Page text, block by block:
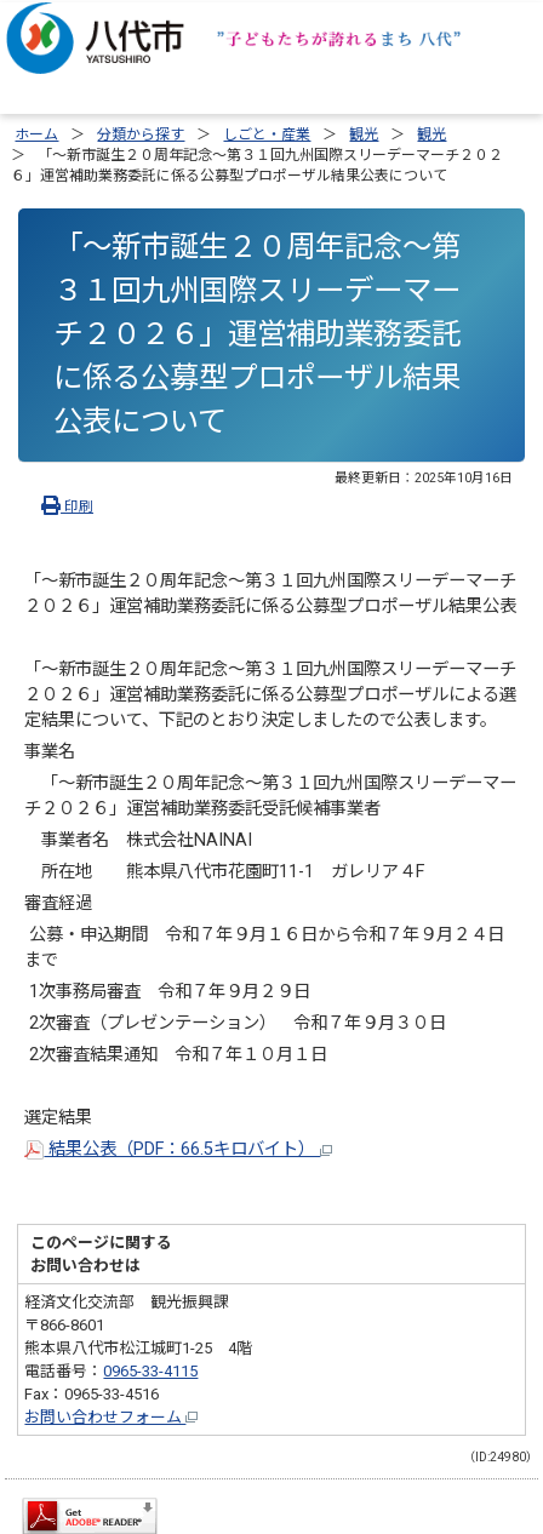
ホーム 分類から探す しごと・産業 観光
観光
「～新市誕生２０周年記念～第３１回九州国際スリーデーマーチ２０２
６」運営補助業務委託に係る公募型プロポーザル結果公表について
「～新市誕生２０周年記念～第
３１回九州国際スリーデーマー
チ２０２６」運営補助業務委託
に係る公募型プロポーザル結果
公表について
最終更新日： 2025年10月16日
印刷
「～新市誕生２０周年記念～第３１回九州国際スリーデーマーチ
２０２６」運営補助業務委託に係る公募型プロポーザル結果公表
「～新市誕生２０周年記念～第３１回九州国際スリーデーマーチ
２０２６」運営補助業務委託に係る公募型プロポーザルによる選
定結果について、下記のとおり決定しましたので公表します。
事業名
「～新市誕生２０周年記念～第３１回九州国際スリーデーマー
チ２０２６」運営補助業務委託受託候補事業者
事業者名 株式会社NAINAI
所在地 熊本県八代市花園町11-1 ガレリア４F
審査経過
公募・申込期間 令和７年９月１６日から令和７年９月２４日
まで
1次事務局審査 令和７年９月２９日
2次審査（プレゼンテーション） 令和７年９月３０日
2次審査結果通知 令和７年１０月１日
選定結果
結果公表（PDF：66.5キロバイト）
このページに関する
お問い合わせは
経済文化交流部 観光振興課
〒866-8601
熊本県八代市松江城町1-25 4階
電話番号：0965-33-4115
Fax：0965-33-4516
お問い合わせフォーム
（ID:24980）